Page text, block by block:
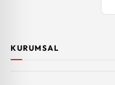
KURUMSAL